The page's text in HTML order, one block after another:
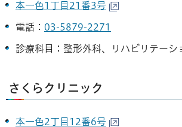
本一色1丁目21番3号
電話： 03-5879-2271
診療科目：整形外科、リハビリテーシ
さくらクリニック
本一色2丁目12番6号